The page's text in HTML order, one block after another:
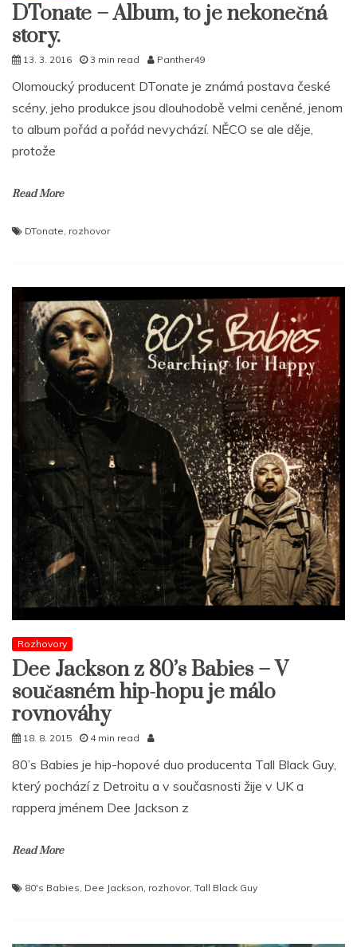
DTonate – Album, to je nekonečná
story.
13. 3. 2016 3 min read Panther49
Olomoucký producent DTonate je známá postava české
scény, jeho produkce jsou dlouhodobě velmi ceněné, jenom
to album pořád a pořád nevychází. NĚCO se ale děje,
protože
Read More
DTonate, rozhovor
Rozhovory
Dee Jackson z 80’s Babies – V
současném hip-hopu je málo
rovnováhy
18. 8. 2015 4 min read
80’s Babies je hip-hopové duo producenta Tall Black Guy,
který pochází z Detroitu a v současnosti žije v UK a
rappera jménem Dee Jackson z
Read More
80's Babies, Dee Jackson, rozhovor, Tall Black Guy